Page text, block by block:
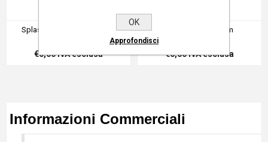
Splashtop Remote Support
€0,00 IVA esclusa
Splashtop On-Prem
€0,00 IVA esclusa
Informazioni Commerciali
OK
Approfondisci